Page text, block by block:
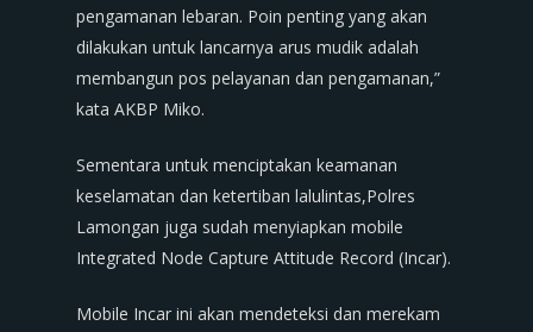
pengamanan lebaran. Poin penting yang akan
dilakukan untuk lancarnya arus mudik adalah
membangun pos pelayanan dan pengamanan,”
kata AKBP Miko.
Sementara untuk menciptakan keamanan
keselamatan dan ketertiban lalulintas,Polres
Lamongan juga sudah menyiapkan mobile
Integrated Node Capture Attitude Record (Incar).
Mobile Incar ini akan mendeteksi dan merekam